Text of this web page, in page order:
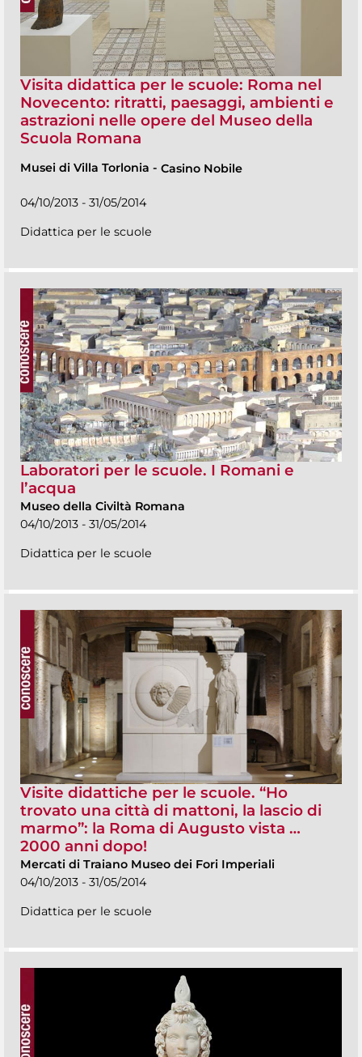
Visita didattica per le scuole: Roma nel
Novecento: ritratti, paesaggi, ambienti e
astrazioni nelle opere del Museo della
Scuola Romana
Musei di Villa Torlonia - Casino Nobile
04/10/2013 - 31/05/2014
Didattica per le scuole
Laboratori per le scuole. I Romani e
l’acqua
Museo della Civiltà Romana
04/10/2013 - 31/05/2014
Didattica per le scuole
Visite didattiche per le scuole. “Ho
trovato una città di mattoni, la lascio di
marmo”: la Roma di Augusto vista …
2000 anni dopo!
Mercati di Traiano Museo dei Fori Imperiali
04/10/2013 - 31/05/2014
Didattica per le scuole